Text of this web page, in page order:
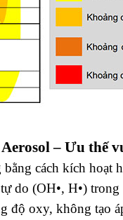
– Ưu thế
cách kích hoạt
do (OH•, H•)
độ oxy, không tạo